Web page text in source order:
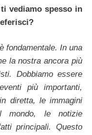
vediamo spesso in
fondamentale. In una
la nostra ancora più
Dobbiamo essere
più importanti,
diretta, le immagini
le notizie
principali. Questo